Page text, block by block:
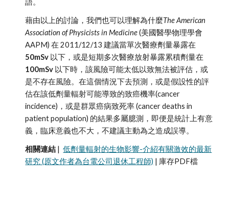
語。
藉由以上的討論，我們也可以理解為什麼The American
Association of Physicists in Medicine (美國醫學物理學會
50mSv
100mSv 以下時，該風險可能太低以致無法被評估，或
是不存在風險。在這個情況下去預測，或是假設性的評
估在該低劑量輻射可能導致的致癌機率(cancer
incidence)，或是群眾癌病致死率 (cancer deaths in
patient population) 的結果多屬臆測，即便是統計上有意
義，臨床意義也不大，不建議主動為之造成誤導。
相關連結 | 低劑量輻射的生物影響-介紹有關激效的最新
研究 (原文作者為台電公司退休工程師) | 庫存PDF檔